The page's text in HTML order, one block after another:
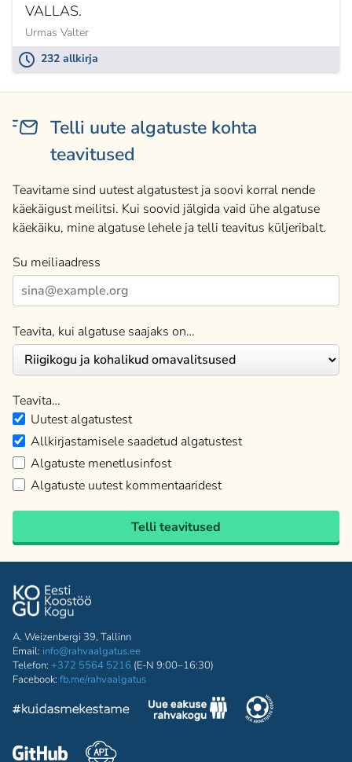
VALLAS.
Urmas Valter
232 allkirja
Telli uute algatuste kohta
teavitused
Teavitame sind uutest algatustest ja soovi korral nende
käekäigust meilitsi. Kui soovid jälgida vaid ühe algatuse
käekäiku, mine algatuse lehele ja telli teavitus küljeribalt.
Su meiliaadress
Teavita, kui algatuse saajaks on…
Teavita…
Uutest algatustest
Allkirjastamisele saadetud algatustest
Algatuste menetlusinfost
Algatuste uutest kommentaaridest
Telli teavitused
A. Weizenbergi 39, Tallinn
Email: info@rahvaalgatus.ee
Telefon: +372 5564 5216 (E-N 9:00–16:30)
Facebook: fb.me/rahvaalgatus